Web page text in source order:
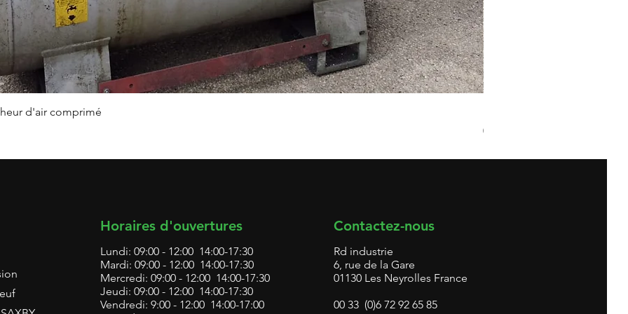
d'air comprimé
Prix
0,00 €
Horaires d'ouvertures
Lundi: 09:00 - 12:00 14:00-17:30
Mardi: 09:00 - 12:00 14:00-17:30
Mercredi: 09:00 - 12:00 14:00-17:30
Jeudi: 09:00 - 12:00 14:00-17:30
Vendredi: 9:00 - 12:00 14:00-17:00
Contactez-nous
Rd industrie
6, rue de la Gare
01130 Les Neyrolles France
00 33 (0)6 72 92 65 85